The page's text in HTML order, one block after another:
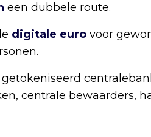
een dubbele route.
digitale euro voor
centrale bewaarders,